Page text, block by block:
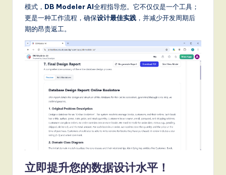
模式， DB Modeler AI全程指导您。它不仅仅是一个工具；
更是一种工作流程，确保设计最佳实践 ，并减少开发周期后
期的昂贵返工。
立即提升您的数据设计水平！